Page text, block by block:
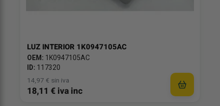
LUZ INTERIOR 1K0947105AC
OEM: 1K0947105AC
ID: 117320
14,97 € sin iva
18,11 € iva inc